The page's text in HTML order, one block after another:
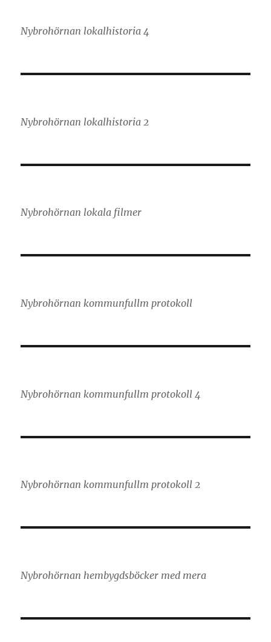
Nybrohörnan lokalhistoria 4
Nybrohörnan lokalhistoria 2
Nybrohörnan lokala filmer
Nybrohörnan kommunfullm protokoll
Nybrohörnan kommunfullm protokoll 4
Nybrohörnan kommunfullm protokoll 2
Nybrohörnan hembygdsböcker med mera